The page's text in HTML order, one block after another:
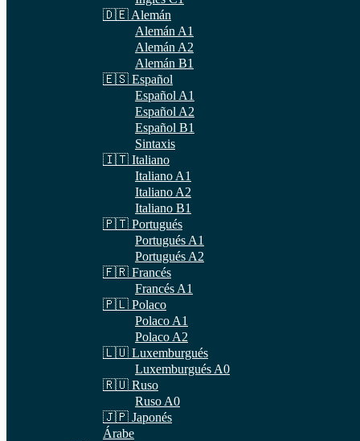
🇩🇪 Alemán
Alemán A1
Alemán A2
Alemán B1
🇪🇸 Español
Español A1
Español A2
Español B1
Sintaxis
🇮🇹 Italiano
Italiano A1
Italiano A2
Italiano B1
🇵🇹 Portugués
Portugués A1
Portugués A2
🇫🇷 Francés
Francés A1
🇵🇱 Polaco
Polaco A1
Polaco A2
🇱🇺 Luxemburgués
Luxemburgués A0
🇷🇺 Ruso
Ruso A0
🇯🇵 Japonés
Árabe